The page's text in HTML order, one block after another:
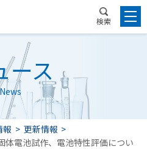
検索
ース
News
報
更新情報
体電池試作、電池特性評価につい